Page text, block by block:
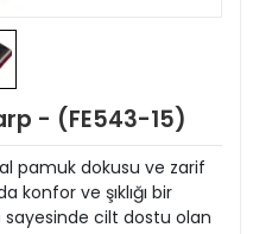
- (FE543-15)
pamuk dokusu ve zarif
konfor ve şıklığı bir
cilt dostu olan